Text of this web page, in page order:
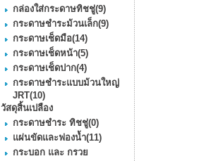
กล่องใส่กระดาษทิชชู่(9)
กระดาษชําระม้วนเล็ก(9)
กระดาษเช็ดมือ(14)
กระดาษเช็ดหน้า(5)
กระดาษเช็ดปาก(4)
กระดาษชำระแบบม้วนใหญ่
JRT(10)
วัสดุสิ้นเปลือง
กระดาษชำระ ทิชชู่(0)
แผ่นขัดและฟองน้ำ(11)
กระบอก และ กรวย